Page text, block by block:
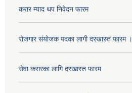
करार म्याद थप निवेदन फारम
रोजगार संयोजक पदका लागी दरखास्त फारम ।
सेवा करारका लागि दरखास्त फारम